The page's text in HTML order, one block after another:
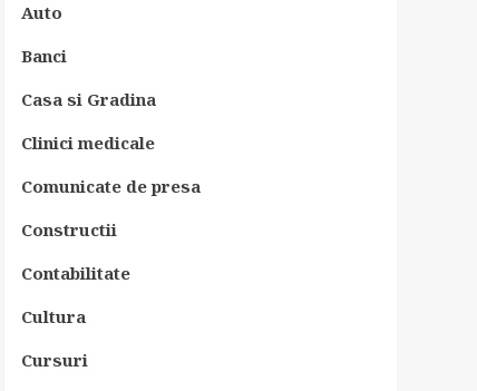
Auto
Banci
Casa si Gradina
Clinici medicale
Comunicate de presa
Constructii
Contabilitate
Cultura
Cursuri